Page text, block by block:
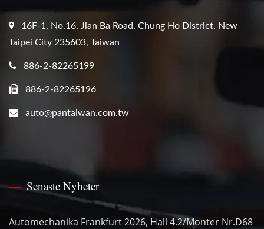
16F-1, No.16, Jian Ba Road, Chung Ho District, New
Taipei City 235603, Taiwan
886-2-82265199
886-2-82265196
auto@pantaiwan.com.tw
Senaste Nyheter
Automechanika Frankfurt 2026, Hall 4.2/Monter Nr.D68